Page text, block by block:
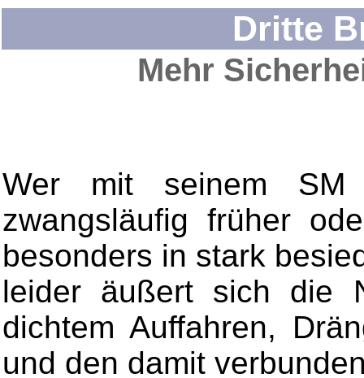
Dritte
Mehr
Wer mit seinem SM
zwangsläufig früher
besonders in stark
leider äußert sich die
dichtem Auffahren,
und den damit